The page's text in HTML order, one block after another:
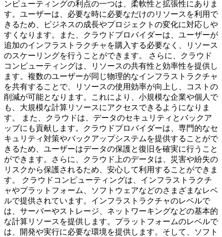
ンピューティングの利点の一つは、柔軟性と拡張性にありま
す。ユーザーは、必要な時に必要なだけのリソースを利用で
きるため、ビジネスの成長やプロジェクトの変化に対応しや
すくなります。また、クラウドプロバイダーは、ユーザーが
追加のインフラストラクチャを購入する必要なく、リソース
のスケーリングを行うことができます。 さらに、クラウド
コンピューティングは、リソースの共有性と効率性を提供し
ます。複数のユーザーが同じ物理的なインフラストラクチャ
を共有することで、リソースの使用効率が向上し、コストの
削減が可能となります。これにより、小規模な企業や個人で
も、大規模な計算リソースにアクセスできるようになりま
す。 また、クラウドは、データのセキュリティとバックア
ップにも貢献します。クラウドプロバイダーは、専門的なセ
キュリティ対策やバックアップシステムを提供することがで
きるため、ユーザーはデータの保護と復旧を確実に行うこと
ができます。さらに、クラウド上のデータは、災害や紛失の
リスクから保護されるため、安心して利用することができま
す。 クラウドコンピューティングは、インフラストラクチ
ャやプラットフォーム、ソフトウェアなどのさまざまなレベ
ルで提供されています。インフラストラクチャのレベルで
は、サーバーやストレージ、ネットワーキングなどの基本的
な計算リソースを提供します。プラットフォームのレベルで
は、開発や実行に必要な環境を提供します。そして、ソフト